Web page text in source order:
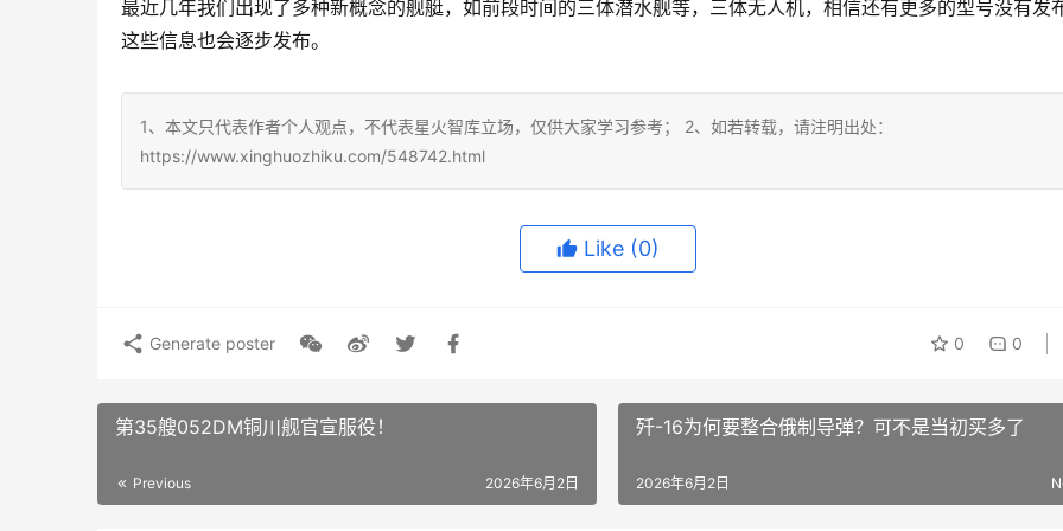
最近几年我们出现了多种新概念的舰艇，如前段时间的三体潜水舰等，三体无人机，相信还有更多的型号没有发布
这些信息也会逐步发布。
1、本文只代表作者个人观点，不代表星火智库立场，仅供大家学习参考； 2、如若转载，请注明出处：
https://www.xinghuozhiku.com/548742.html
Like (0)
0 0
Generate poster
第35艘052DM铜川舰官宣服役！
Previous 2026年6月2日
歼-16为何要整合俄制导弹？可不是当初买多了
2026年6月2日